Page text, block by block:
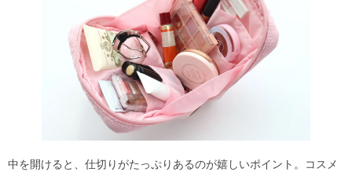
中を開けると、仕切りがたっぷりあるのが嬉しいポイント。コスメ